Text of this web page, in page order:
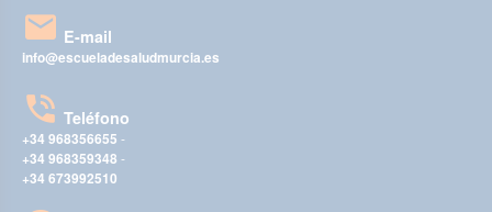
E-mail
info@escueladesaludmurcia.es
Teléfono
+34 968356655 -
+34 968359348 -
+34 673992510